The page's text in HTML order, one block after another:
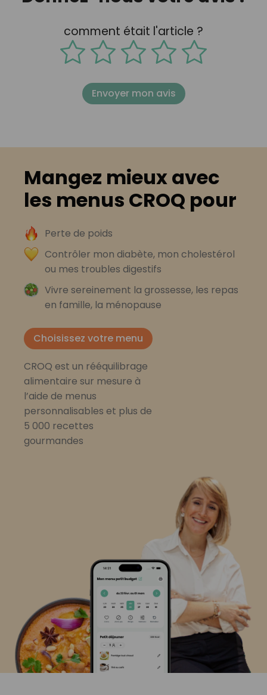
comment était l'article ?
Envoyer mon avis
Mangez mieux avec
les menus CROQ pour
Perte de poids
Contrôler mon diabète, mon cholestérol
ou mes troubles digestifs
Vivre sereinement la grossesse, les repas
en famille, la ménopause
Choisissez votre menu
CROQ est un rééquilibrage
alimentaire sur mesure à
l’aide de menus
personnalisables et plus de
5 000 recettes
gourmandes